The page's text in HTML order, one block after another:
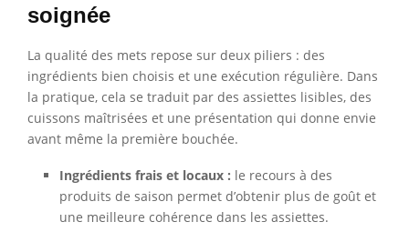
soignée
La qualité des mets repose sur deux piliers : des
ingrédients bien choisis et une exécution régulière. Dans
la pratique, cela se traduit par des assiettes lisibles, des
cuissons maîtrisées et une présentation qui donne envie
avant même la première bouchée.
Ingrédients frais et locaux : le recours à des
produits de saison permet d’obtenir plus de goût et
une meilleure cohérence dans les assiettes.